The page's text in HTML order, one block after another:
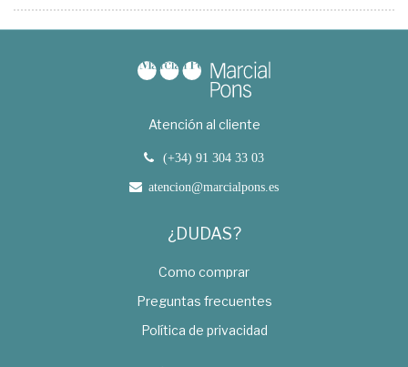
Atención al cliente
(+34) 91 304 33 03
atencion@marcialpons.es
¿DUDAS?
Como comprar
Preguntas frecuentes
Política de privacidad